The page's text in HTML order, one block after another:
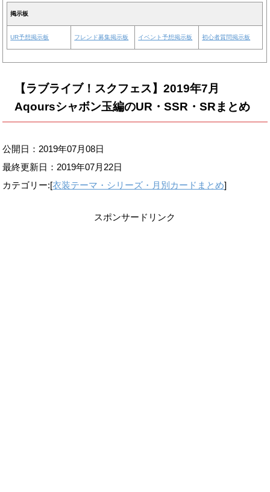
掲示板
UR予想掲示板 フレンド募集掲示板 イベント予想掲示板 初心者質問掲示板
【ラブライブ！スクフェス】2019年7月
Aqoursシャボン玉編のUR・SSR・SRまとめ
公開日：2019年07月08日
最終更新日： 2019年07月22日
カテゴリー:[衣装テーマ・シリーズ・月別カードまとめ]
スポンサードリンク